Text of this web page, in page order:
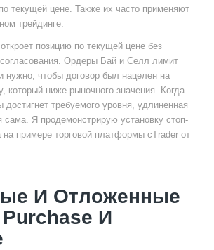
текущей цене. Также их часто применяют
трейдинге.
позицию по текущей цене без
согласования. Ордеры Бай и Селл лимит
нужно, чтобы договор был нацелен на
который ниже рыночного значения. Когда
требуемого уровня, удлиненная
сама. Я продемонстрирую установку стоп-
на примере торговой платформы cTrader от
И Отложенные
И